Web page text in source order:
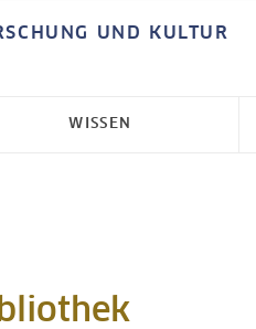
UND KULTUR
WISSEN